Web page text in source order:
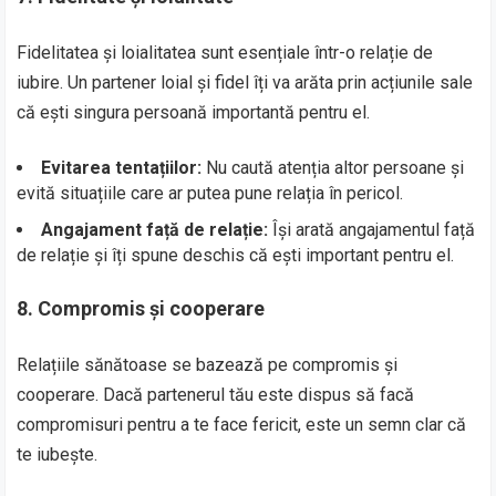
Fidelitatea și loialitatea sunt esențiale într-o relație de
iubire. Un partener loial și fidel îți va arăta prin acțiunile sale
că ești singura persoană importantă pentru el.
Evitarea tentațiilor: Nu caută atenția altor persoane și
evită situațiile care ar putea pune relația în pericol.
Angajament față de relație: Își arată angajamentul față
de relație și îți spune deschis că ești important pentru el.
8. Compromis și cooperare
Relațiile sănătoase se bazează pe compromis și
cooperare. Dacă partenerul tău este dispus să facă
compromisuri pentru a te face fericit, este un semn clar că
te iubește.